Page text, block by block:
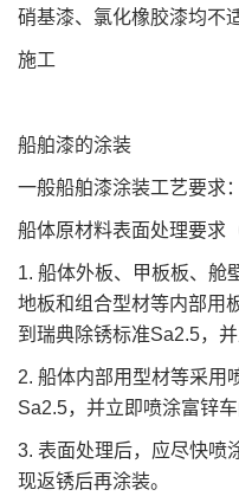
硝基漆、氯化橡胶漆均不
施工
船舶漆的涂装
一般船舶漆涂装工艺要求：
船体原材料表面处理要求
1. 船体外板、甲板板、舱
地板和组合型材等内部用
到瑞典除锈标准Sa2.5，
2. 船体内部用型材等采用
Sa2.5，并立即喷涂富锌车
3. 表面处理后，应尽快喷
现返锈后再涂装。